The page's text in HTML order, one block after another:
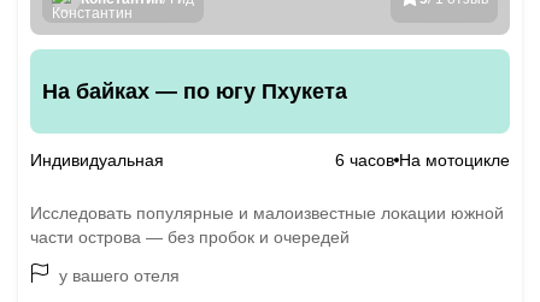
На байках — по югу Пхукета
Индивидуальная 6 часов На мотоцикле
Исследовать популярные и малоизвестные локации южной
части острова — без пробок и очередей
у вашего отеля